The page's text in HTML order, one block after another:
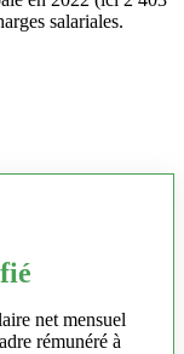
salariales.
net mensuel
rémunéré à